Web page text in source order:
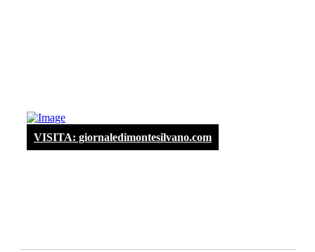
VISITA: giornaledimontesilvano.com